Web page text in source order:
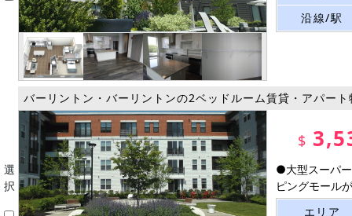
沿線/駅
選
択
バーリントン・バーリントンの2ベッドルーム賃貸・アパート
$
●大型スーパ
ピングモール
エリア